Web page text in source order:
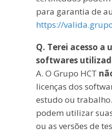
para garantia de
https://
Q. Terei acesso a
softwares
A. O Grupo HCT
licenças dos
estudo ou
podem utilizar
ou as versões de